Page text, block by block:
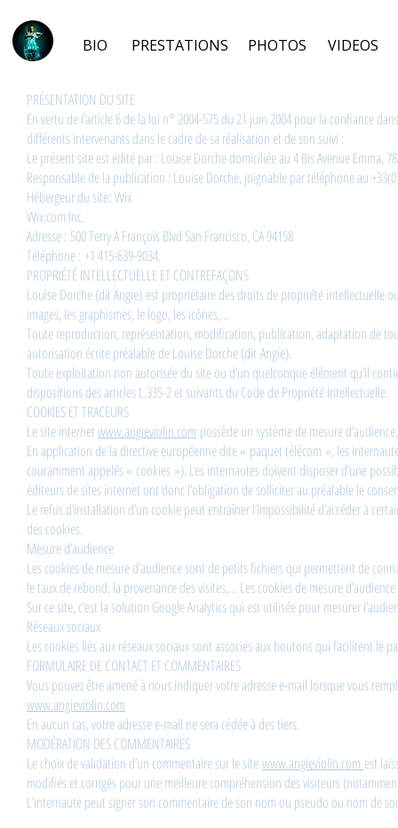
BIO PRESTATIONS PHOTOS VIDEOS
PRÉSENTATION DU SITE
En vertu de l’article 6 de la loi n° 2004-575 du 21 juin 2004 pour la confiance
différents intervenants dans le cadre de sa réalisation et de son suivi :
Le présent site est édité par : Louise Dorche domiciliée au 4 Bis Avenue Emma,
Responsable de la publication : Louise Dorche, joignable par téléphone au
Hébergeur du site: Wix
Wix.com Inc.
Adresse : 500 Terry A François Blvd San Francisco, CA 94158
Téléphone : +1 415-639-9034.
PROPRIÉTÉ INTELLECTUELLE ET CONTREFAÇONS
Louise Dorche (dit Angie) est propriétaire des droits de propriété intellectuelle
images, les graphismes, le logo, les icônes,…
Toute reproduction, représentation, modification, publication, adaptation de
autorisation écrite préalable de Louise Dorche (dit Angie).
Toute exploitation non autorisée du site ou d’un quelconque élément qu’il
dispositions des articles L.335-2 et suivants du Code de Propriété Intellectuelle.
COOKIES ET TRACEURS
Le site internetwww.angieviolin.com possède un système de mesure
En application de la directive européenne dite « paquet télécom », les
couramment appelés « cookies »). Les internautes doivent disposer d’une
éditeurs de sites internet ont donc l’obligation de solliciter au préalable le
Le refus d’installation d’un cookie peut entraîner l’impossibilité d’accéder à
des cookies.
Mesure d’audience
Les cookies de mesure d’audience sont de petits fichiers qui permettent de
le taux de rebond, la provenance des visites,… Les cookies de mesure
Sur ce site, c’est la solution Google Analytics qui est utilisée pour mesurer
Réseaux sociaux
Les cookies liés aux réseaux sociaux sont associés aux boutons qui facilitent le
FORMULAIRE DE CONTACT ET COMMENTAIRES
Vous pouvez être amené à nous indiquer votre adresse e-mail lorsque vous
www.angieviolin.com
En aucun cas, votre adresse e-mail ne sera cédée à des tiers.
MODÉRATION DES COMMENTAIRES
Le choix de validation d’un commentaire sur le sitewww.angieviolin.com est
modifiés et corrigés pour une meilleure compréhension des visiteurs
L’internaute peut signer son commentaire de son nom ou pseudo ou nom de